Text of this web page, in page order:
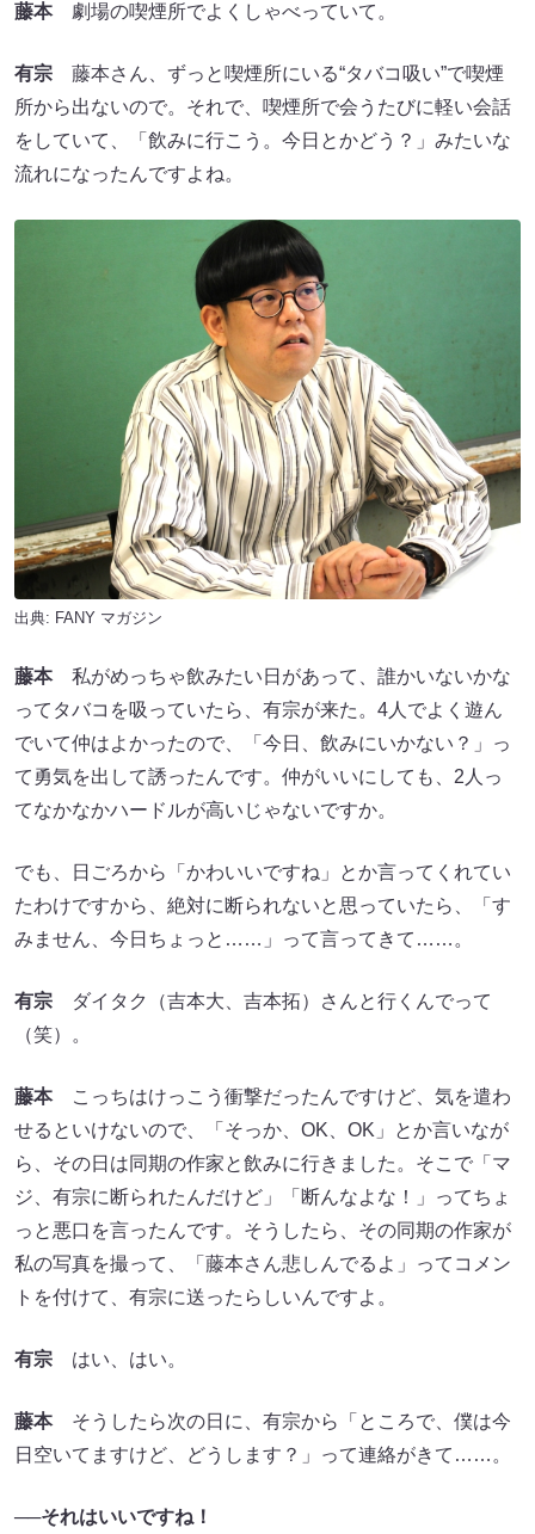
藤本劇場の喫煙所でよくしゃべっていて。
有宗 藤本さん、ずっと喫煙所にいる“タバコ吸い”で喫煙
所から出ないので。それで、喫煙所で会うたびに軽い会話
をしていて、「飲みに行こう。今日とかどう？」みたいな
流れになったんですよね。
出典: FANY マガジン
藤本私がめっちゃ飲みたい日があって、誰かいないかな
ってタバコを吸っていたら、有宗が来た。4人でよく遊ん
でいて仲はよかったので、「今日、飲みにいかない？」っ
て勇気を出して誘ったんです。仲がいいにしても、2人っ
てなかなかハードルが高いじゃないですか。
でも、日ごろから「かわいいですね」とか言ってくれてい
たわけですから、絶対に断られないと思っていたら、「す
みません、今日ちょっと……」って言ってきて……。
有宗 ダイタク（吉本大、吉本拓）さんと行くんでって
（笑）。
藤本こっちはけっこう衝撃だったんですけど、気を遣わ
せるといけないので、「そっか、OK、OK」とか言いなが
ら、その日は同期の作家と飲みに行きました。そこで「マ
ジ、有宗に断られたんだけど」「断んなよな！」ってちょ
っと悪口を言ったんです。そうしたら、その同期の作家が
私の写真を撮って、「藤本さん悲しんでるよ」ってコメン
トを付けて、有宗に送ったらしいんですよ。
有宗 はい、はい。
藤本そうしたら次の日に、有宗から「ところで、僕は今
日空いてますけど、どうします？」って連絡がきて……。
──それはいいですね！